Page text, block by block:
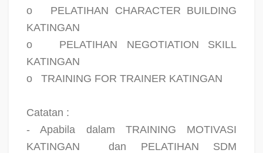
o
PELATIHAN CHARACTER BUILDING
KATINGAN
o
PELATIHAN NEGOTIATION SKILL
KATINGAN
o
TRAINING FOR TRAINER KATINGAN
Catatan :
- Apabila dalam TRAINING MOTIVASI
KATINGAN
dan PELATIHAN SDM